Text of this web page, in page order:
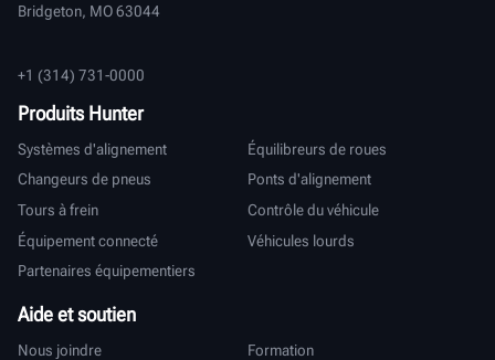
Bridgeton, MO 63044
+1 (314) 731-0000
Produits Hunter
Systèmes d'alignement
Équilibreurs de roues
Changeurs de pneus
Ponts d'alignement
Tours à frein
Contrôle du véhicule
Équipement connecté
Véhicules lourds
Partenaires équipementiers
Aide et soutien
Nous joindre Formation